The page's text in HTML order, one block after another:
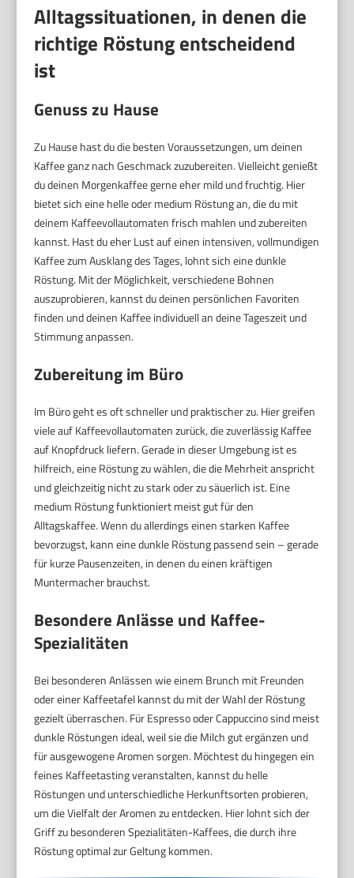
Alltagssituationen, in denen die
richtige Röstung entscheidend
ist
Genuss zu Hause
Zu Hause hast du die besten Voraussetzungen, um deinen
Kaffee ganz nach Geschmack zuzubereiten. Vielleicht genießt
du deinen Morgenkaffee gerne eher mild und fruchtig. Hier
bietet sich eine helle oder medium Röstung an, die du mit
deinem Kaffeevollautomaten frisch mahlen und zubereiten
kannst. Hast du eher Lust auf einen intensiven, vollmundigen
Kaffee zum Ausklang des Tages, lohnt sich eine dunkle
Röstung. Mit der Möglichkeit, verschiedene Bohnen
auszuprobieren, kannst du deinen persönlichen Favoriten
finden und deinen Kaffee individuell an deine Tageszeit und
Stimmung anpassen.
Zubereitung im Büro
Im Büro geht es oft schneller und praktischer zu. Hier greifen
viele auf Kaffeevollautomaten zurück, die zuverlässig Kaffee
auf Knopfdruck liefern. Gerade in dieser Umgebung ist es
hilfreich, eine Röstung zu wählen, die die Mehrheit anspricht
und gleichzeitig nicht zu stark oder zu säuerlich ist. Eine
medium Röstung funktioniert meist gut für den
Alltagskaffee. Wenn du allerdings einen starken Kaffee
bevorzugst, kann eine dunkle Röstung passend sein – gerade
für kurze Pausenzeiten, in denen du einen kräftigen
Muntermacher brauchst.
Besondere Anlässe und Kaffee-
Spezialitäten
Bei besonderen Anlässen wie einem Brunch mit Freunden
oder einer Kaffeetafel kannst du mit der Wahl der Röstung
gezielt überraschen. Für Espresso oder Cappuccino sind meist
dunkle Röstungen ideal, weil sie die Milch gut ergänzen und
für ausgewogene Aromen sorgen. Möchtest du hingegen ein
feines Kaffeetasting veranstalten, kannst du helle
Röstungen und unterschiedliche Herkunftsorten probieren,
um die Vielfalt der Aromen zu entdecken. Hier lohnt sich der
Griff zu besonderen Spezialitäten-Kaffees, die durch ihre
Röstung optimal zur Geltung kommen.